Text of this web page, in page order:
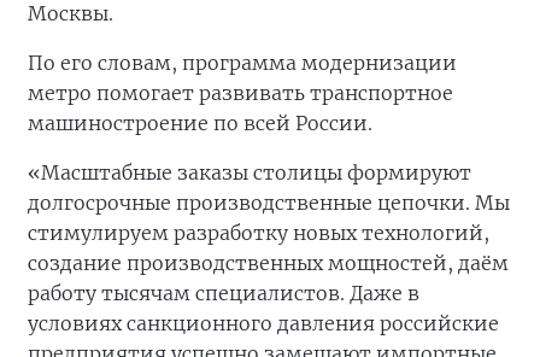
Москвы.
По его словам, программа модернизации
метро помогает развивать транспортное
машиностроение по всей России.
«Масштабные заказы столицы формируют
долгосрочные производственные цепочки. Мы
стимулируем разработку новых технологий,
создание производственных мощностей, даём
работу тысячам специалистов. Даже в
условиях санкционного давления российские